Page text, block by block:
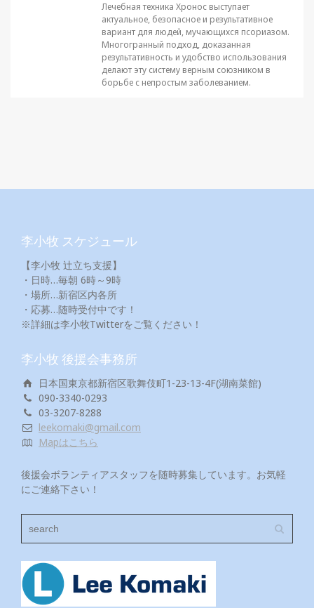
Лечебная техника Хронос выступает
актуальное, безопасное и результативное
вариант для людей, мучающихся псориазом.
Многогранный подход, доказанная
результативность и удобство использования
делают эту систему верным союзником в
борьбе с непростым заболеванием.
李小牧 スケジュール
【李小牧 辻立ち支援】
・日時…毎朝 6時～9時
・場所…新宿区内各所
・応募…随時受付中です！
※詳細は李小牧Twitterをご覧ください！
李小牧 後援会事務所
日本国東京都新宿区歌舞伎町1-23-13-4F(湖南菜館)
090-3340-0293
03-3207-8288
leekomaki@gmail.com
Mapはこちら
後援会ボランティアスタッフを随時募集しています。お気軽
にご連絡下さい！